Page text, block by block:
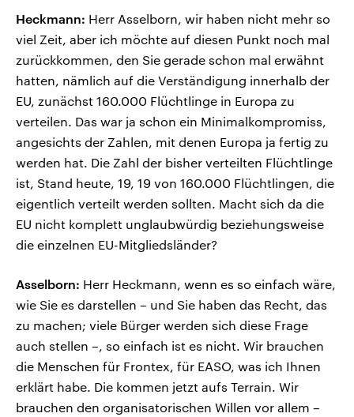
Heckmann: Herr Asselborn, wir haben nicht mehr so
viel Zeit, aber ich möchte auf diesen Punkt noch mal
zurückkommen, den Sie gerade schon mal erwähnt
hatten, nämlich auf die Verständigung innerhalb der
EU, zunächst 160.000 Flüchtlinge in Europa zu
verteilen. Das war ja schon ein Minimalkompromiss,
angesichts der Zahlen, mit denen Europa ja fertig zu
werden hat. Die Zahl der bisher verteilten Flüchtlinge
ist, Stand heute, 19, 19 von 160.000 Flüchtlingen, die
eigentlich verteilt werden sollten. Macht sich da die
EU nicht komplett unglaubwürdig beziehungsweise
die einzelnen EU-Mitgliedsländer?
Asselborn: Herr Heckmann, wenn es so einfach wäre,
wie Sie es darstellen – und Sie haben das Recht, das
zu machen; viele Bürger werden sich diese Frage
auch stellen –, so einfach ist es nicht. Wir brauchen
die Menschen für Frontex, für EASO, was ich Ihnen
erklärt habe. Die kommen jetzt aufs Terrain. Wir
brauchen den organisatorischen Willen vor allem –